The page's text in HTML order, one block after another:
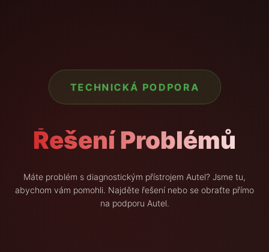
TECHNICKÁ PODPORA
Řešení Problémů
Máte problém s diagnostickým přístrojem Autel? Jsme tu,
abychom vám pomohli. Najděte řešení nebo se obraťte přímo
na podporu Autel.